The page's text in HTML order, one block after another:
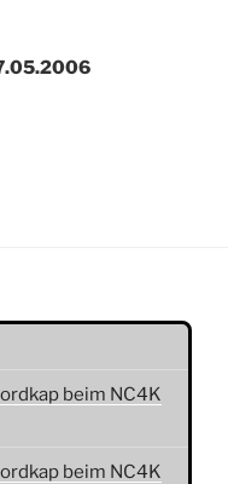
beim NC4K
beim NC4K